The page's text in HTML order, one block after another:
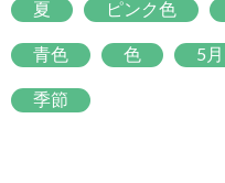
夏 ピンク色
青色 色 5月
季節